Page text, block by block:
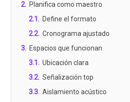
2. Planifica como maestro
2.1 . Define el formato
2.2. Cronograma ajustado
3. Espacios que funcionan
3.1 . Ubicación clara
3.2. Señalización top
3.3. Aislamiento acústico